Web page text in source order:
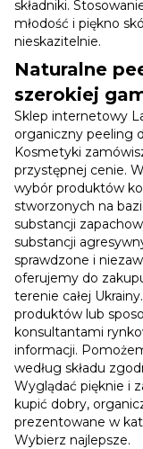
składniki.
młodość i piękno
nieskazitelnie.
Naturalne
szerokiej
Sklep internetowy
organiczny peeling
Kosmetyki
przystępnej cenie.
wybór produktów
stworzonych na
substancji
substancji
sprawdzone i
oferujemy do
terenie całej
produktów lub
konsultantami
informacji.
według składu
Wyglądać pięknie i
kupić dobry,
prezentowane w
Wybierz najlepsze.